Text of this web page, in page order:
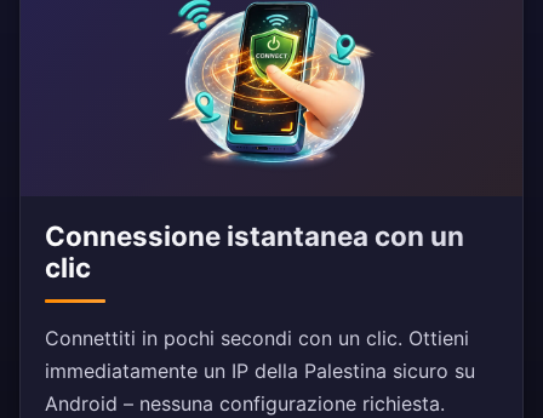
Connessione istantanea con un
clic
Connettiti in pochi secondi con un clic. Ottieni
immediatamente un IP della Palestina sicuro su
Android – nessuna configurazione richiesta.